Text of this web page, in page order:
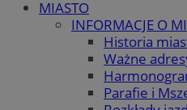
MIASTO
INFORMACJE O
Historia
Ważne
Parafie i